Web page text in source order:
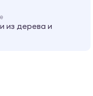
из дерева и